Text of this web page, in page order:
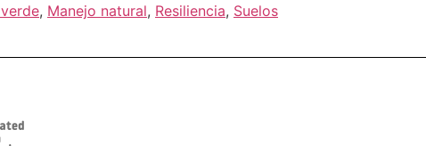
, Manejo natural, Resiliencia, Suelos